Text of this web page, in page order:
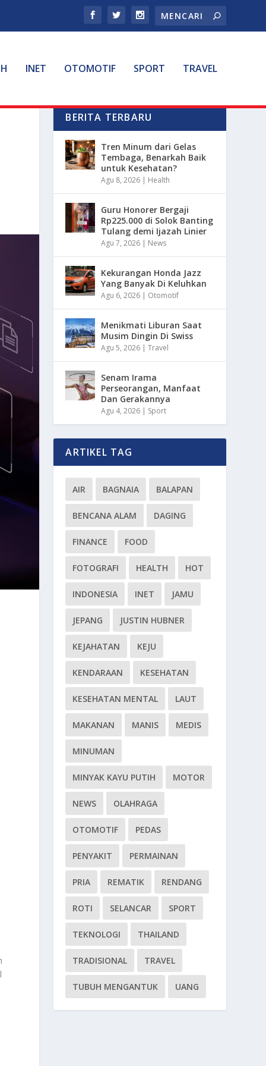
INET OTOMOTIF SPORT TRAVEL
BERITA TERBARU
Tren Minum dari Gelas
Tembaga, Benarkah Baik
untuk Kesehatan?
Agu 8, 2026 | Health
Guru Honorer Bergaji
Rp225.000 di Solok Banting
Tulang demi Ijazah Linier
Agu 7, 2026 | News
Kekurangan Honda Jazz
Yang Banyak Di Keluhkan
Agu 6, 2026 | Otomotif
Menikmati Liburan Saat
Musim Dingin Di Swiss
Agu 5, 2026 |Travel
Senam Irama
Perseorangan, Manfaat
Dan Gerakannya
Agu 4, 2026 | Sport
ARTIKEL TAG
AIR BAGNAIA BALAPAN
BENCANA ALAM DAGING
FINANCE FOOD
FOTOGRAFI HEALTH HOT
INDONESIA INET JAMU
JEPANG JUSTIN HUBNER
KEJAHATAN KEJU
KENDARAAN KESEHATAN
KESEHATAN MENTAL LAUT
MAKANAN MANIS MEDIS
MINUMAN
MINYAK KAYU PUTIH MOTOR
NEWS OLAHRAGA
OTOMOTIF PEDAS
PENYAKIT PERMAINAN
PRIA REMATIK RENDANG
ROTI SELANCAR SPORT
TEKNOLOGI THAILAND
TRADISIONAL TRAVEL
TUBUH MENGANTUK UANG